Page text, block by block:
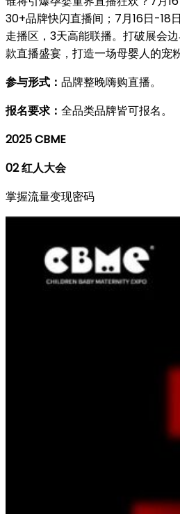
30+品牌快闪直播间；7月16日-18
走播区，3天高能联播。打破展会
款直播盛宴，打造一场母婴人的宠
参与形式： 品牌整晚嗨购直播。
报名要求： 全品类品牌皆可报名。
2025 CBME
02红人大会
掌握流量变现密码